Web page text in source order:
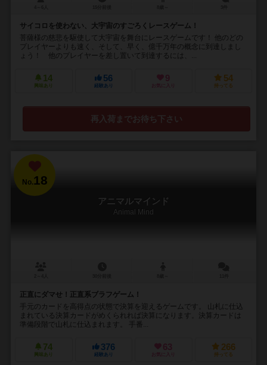
サイコロを使わない、大宇宙のすごろくレースゲーム！
菩薩様の慈悲を駆使して大宇宙を舞台にレースゲームです！ 他のどの
プレイヤーよりも速く、そして、早く、億千万年の概念に到達しまし
ょう！ 他のプレイヤーを差し置いて到達するには、...
14
興味あり
56
経験あり
9
お気に入り
54
持ってる
再入荷までお待ち下さい
No.18
アニマルマインド
Animal Mind
正直にダマせ！正直系ブラフゲーム！
手元のカードを高得点の状態で決算を迎えるゲームです。 山札に仕込
まれている決算カードがめくられれば決算になります。決算カードは
準備段階で山札に仕込まれます。 手番...
74
興味あり
376
経験あり
63
お気に入り
266
持ってる